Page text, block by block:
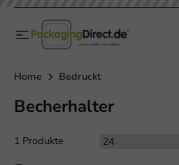
Home Bedruckt
Becherhalter
1 Produkte